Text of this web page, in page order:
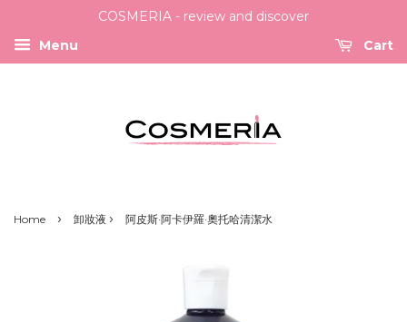
COSMERIA - review and discover
Menu
Cart
Home › 卸妝液 › 阿皮斯·阿卡伊羅·奧托哈清潔水